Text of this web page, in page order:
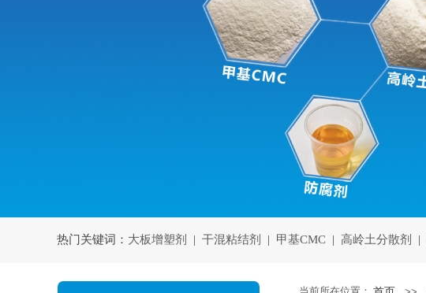
热门关键词： 大板增塑剂 | 干混粘结剂 | 甲基CMC | 高岭土分散剂 |